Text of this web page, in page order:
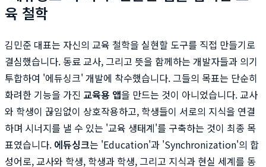
육 철학
김민준 대표는 자신의 교육 철학을 실현할 도구를 직접 만들기로
결심했습니다. 동료 교사, 그리고 뜻을 함께하는 개발자들과 의기
투합하여 '에듀싱크' 개발에 착수했습니다. 그들의 목표는 단순히
화려한 기능을 가진 교육용 앱을 만드는 것이 아니었습니다. 교사
와 학생이 끊임없이 상호작용하고, 학생들이 서로의 지식을 연결
하며 시너지를 낼 수 있는 '교육 생태계'를 구축하는 것이 최종 목
표였습니다. 에듀싱크는 'Education'과 'Synchronization'의 합
성어로, 교사와 학생, 학생과 학생, 그리고 지식과 현실 세계를 동